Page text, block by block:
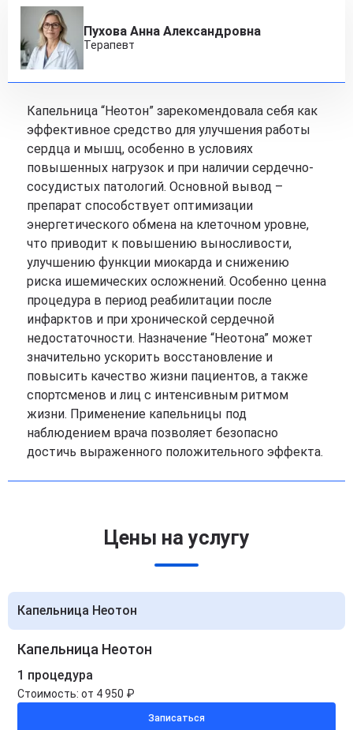
Пухова Анна Александровна
Терапевт
Капельница “Неотон” зарекомендовала себя как
эффективное средство для улучшения работы
сердца и мышц, особенно в условиях
повышенных нагрузок и при наличии сердечно-
сосудистых патологий. Основной вывод –
препарат способствует оптимизации
энергетического обмена на клеточном уровне,
что приводит к повышению выносливости,
улучшению функции миокарда и снижению
риска ишемических осложнений. Особенно ценна
процедура в период реабилитации после
инфарктов и при хронической сердечной
недостаточности. Назначение “Неотона” может
значительно ускорить восстановление и
повысить качество жизни пациентов, а также
спортсменов и лиц с интенсивным ритмом
жизни. Применение капельницы под
наблюдением врача позволяет безопасно
достичь выраженного положительного эффекта.
Цены на услугу
Капельница Неотон
Капельница Неотон
1 процедура
Стоимость: от 4 950 ₽
Записаться